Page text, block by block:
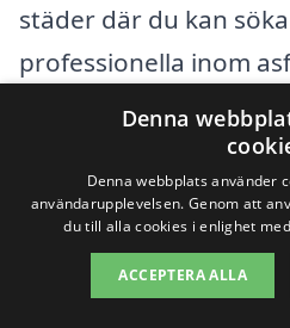
städer där du kan
professionella inom
Kristianstad
Åhus
Degeberga
Denna
Denna webbplats använder
användarupplevelsen. Genom att
du till alla cookies i enlighet
ACCEPTERA ALLA